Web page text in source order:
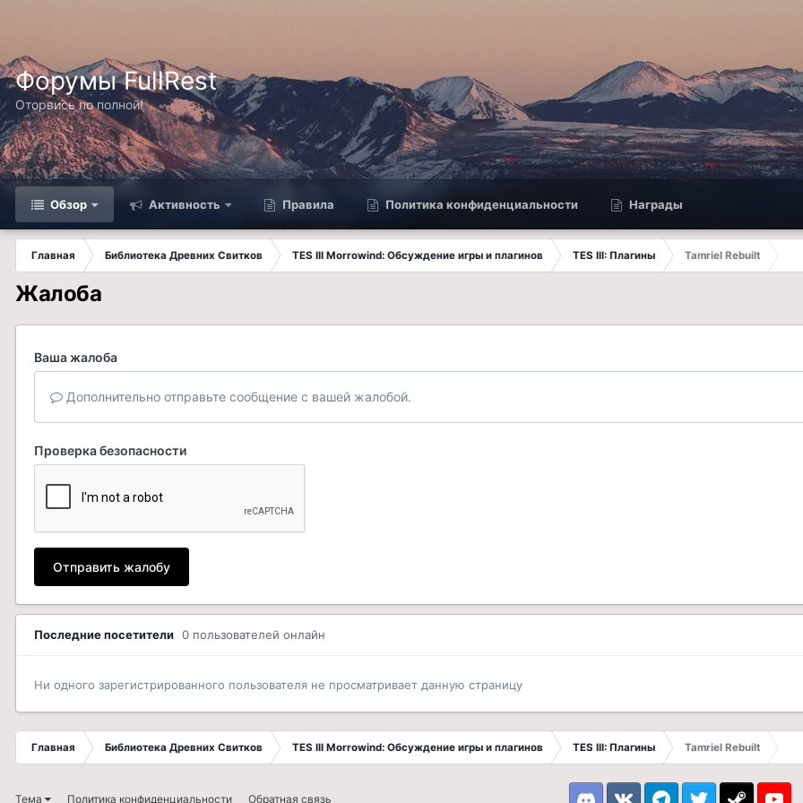
Форумы FullRest
Оторвись по полной!
Обзор Активность Правила Политика конфиденциальности Награды
Главная Библиотека Древних Свитков TES III Morrowind: Обсуждение игры и плагинов TES III: Плагины
Tamriel Rebuilt
Жалоба
Ваша жалоба
Дополнительно отправьте сообщение с вашей жалобой.
Проверка безопасности
Отправить жалобу
Последние посетители 0 пользователей онлайн
Ни одного зарегистрированного пользователя не просматривает данную страницу
Главная Библиотека Древних Свитков TES III Morrowind: Обсуждение игры и плагинов TES III: Плагины Tamriel Rebuilt
Тема Политика конфиденциальности Обратная связь